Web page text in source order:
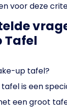
voor deze
Tafel
up tafel?
is een
een groot